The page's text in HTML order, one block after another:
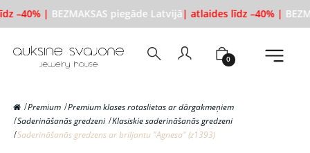
–40% | BEZMAKSAS piegāde Latvijā| atlaides līdz –40% |
0
Premium
Premium klases rotaslietas ar dārgakmeņiem
Saderināšanās gredzeni
Klasiskie saderināšanās gredzeni
Saderināšanās gredzens ar briljantu "Agnesa" (z1393)